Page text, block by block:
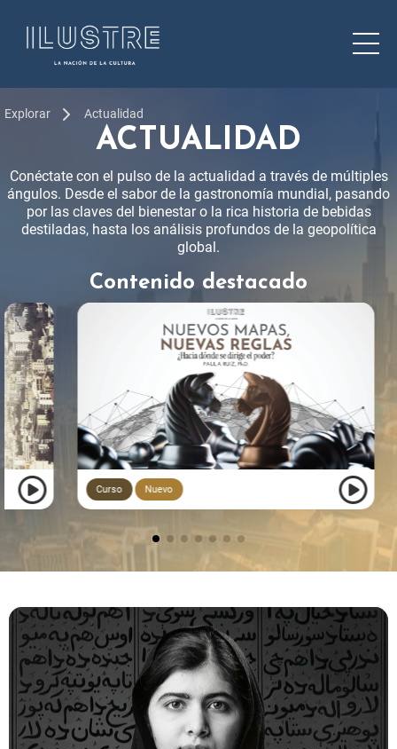
Explorar Actualidad
ACTUALIDAD
Conéctate con el pulso de la actualidad a través de múltiples
ángulos. Desde el sabor de la gastronomía mundial, pasando
por las claves del bienestar o la rica historia de bebidas
destiladas, hasta los análisis profundos de la geopolítica
global.
Contenido destacado
Curso Nuevo